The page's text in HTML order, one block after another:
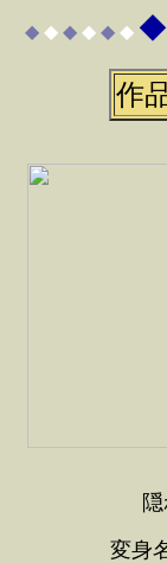
◆ ◆ ◆ ◆ ◆ ◆ ◆
作
変身